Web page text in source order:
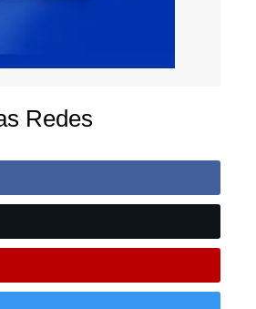
Redes